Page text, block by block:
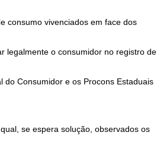
consumo vivenciados em face dos
legalmente o consumidor no registro de
do Consumidor e os Procons Estaduais
se espera solução, observados os